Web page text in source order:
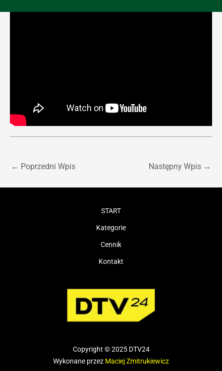
← Poprzedni Wpis Następny Wpis →
START
Kategorie
Cennik
Kontakt
Copyright © 2025 DTV24
Wykonane przez Maciej Zmitrukiewicz